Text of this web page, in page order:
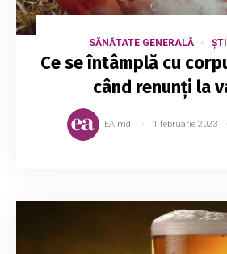
SĂNĂTATE GENERALĂ
Ce se întâmplă cu
când renunți la
EA.md 1 februarie 2023